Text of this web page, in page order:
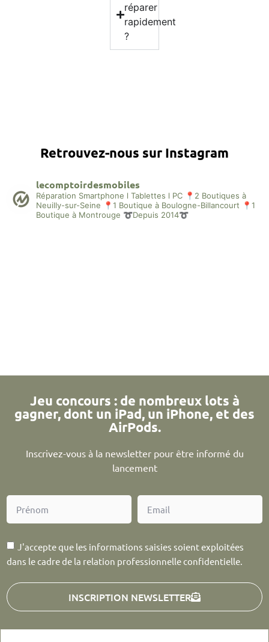
réparer
rapidement
?
Retrouvez-nous sur Instagram
lecomptoirdesmobiles
Réparation Smartphone l Tablettes l PC 📍2 Boutiques à
Neuilly-sur-Seine 📍1 Boutique à Boulogne-Billancourt 📍1
Boutique à Montrouge ➰Depuis 2014➰
Jeu concours : de nombreux lots à
gagner, dont un iPad, un iPhone, et des
AirPods.
Inscrivez-vous à la newsletter pour être informé du
lancement
J'accepte que les informations saisies soient exploitées
dans le cadre de la relation professionnelle confidentielle.
INSCRIPTION NEWSLETTER